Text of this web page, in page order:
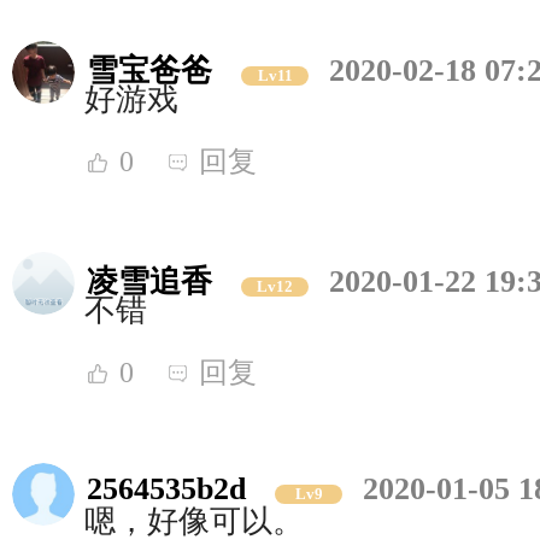
雪宝爸爸 Lv11
2020-02-18
好游戏
0 回复
凌雪追香 Lv12
2020-01-22
不错
0 回复
2564535b2d Lv9
2020-01-05
嗯，好像可以。